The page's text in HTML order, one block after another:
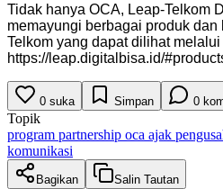
Tidak hanya OCA, Leap-Telkom
memayungi berbagai produk
Telkom yang dapat dilihat melalui
https://leap.digitalbisa.id/
0 suka Simpan 0
Topik
program partnership oca ajak
komunikasi
Bagikan Salin Tautan